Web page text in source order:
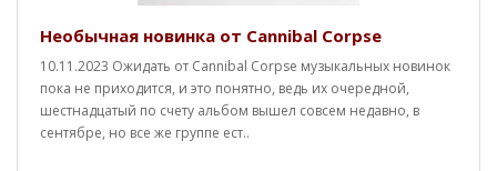
Необычная новинка от Cannibal Corpse
10.11.2023 Ожидать от Cannibal Corpse музыкальных новинок
пока не приходится, и это понятно, ведь их очередной,
шестнадцатый по счету альбом вышел совсем недавно, в
сентябре, но все же группе ест..